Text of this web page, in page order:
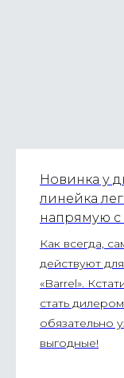
Новинка у
линейка
напрямую с
Как всегда,
действуют
«Barrel».
стать
обязательно
выгодные!